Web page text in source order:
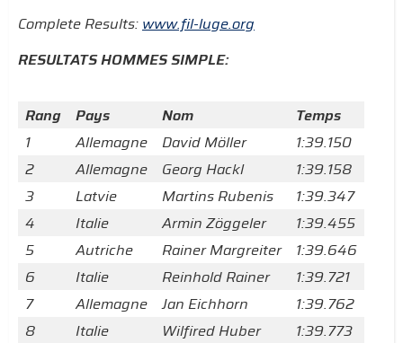
Complete Results:www.fil-luge.org
RESULTATS HOMMES SIMPLE:
Rang Pays Nom
Temps
1
Allemagne David Möller
1:39.150
2
Allemagne Georg Hackl
1:39.158
3
Latvie Martins Rubenis
1:39.347
4
Italie Armin Zöggeler
1:39.455
5
Autriche Rainer Margreiter
1:39.646
6
Italie Reinhold Rainer
1:39.721
7
Allemagne Jan Eichhorn
1:39.762
8
Italie Wilfired Huber
1:39.773